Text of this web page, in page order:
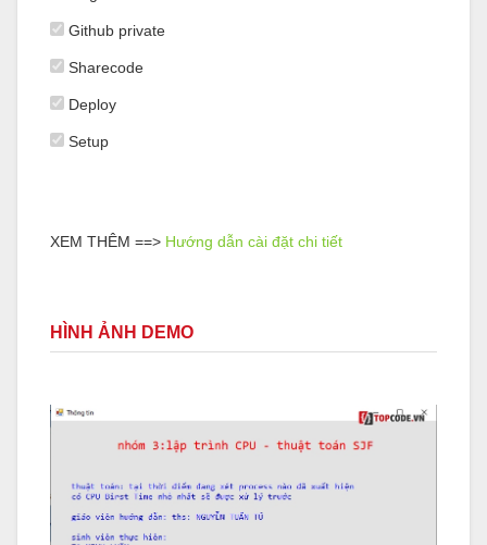
Github private
Sharecode
Deploy
Setup
XEM THÊM ==> Hướng dẫn cài đặt chi tiết
HÌNH ẢNH DEMO